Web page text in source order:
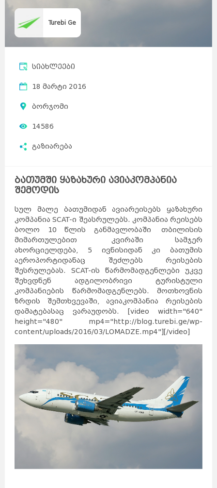
Turebi Ge
სიახლეები
18 მარტი 2016
ბორჯომი
14586
გაზიარება
ბათუმში ყაზახური ავიაკომპანია
შემოდის
სულ მალე ბათუმიდან ავიარეისებს ყაზახური
კომპანია SCAT-ი შეასრულებს. კომპანია რეისებს
ბოლო 10 წლის განმავლობაში თბილისის
მიმართულებით კვირაში სამჯერ
ახორციელდება, 5 ივნისიდან კი ბათუმის
აეროპორტიდანაც შეძლებს რეისების
შესრულებას. SCAT-ის წარმომადგენლები უკვე
შეხვდნენ ადგილობრივი ტურისტული
კომპანიების წარმომადგენლებს. მოთხოვნის
ზრდის შემთხვევაში, ავიაკომპანია რეისების
დამატებასაც ვარაუდობს. [video width="640"
height="480" mp4="http://blog.turebi.ge/wp-
content/uploads/2016/03/LOMADZE.mp4"][/video]